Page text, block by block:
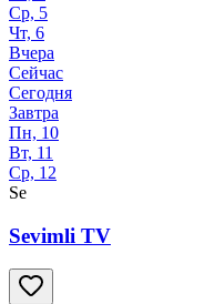
Ср, 5
Чт, 6
Вчера
Сейчас
Сегодня
Завтра
Пн, 10
Вт, 11
Ср, 12
Se
Sevimli TV